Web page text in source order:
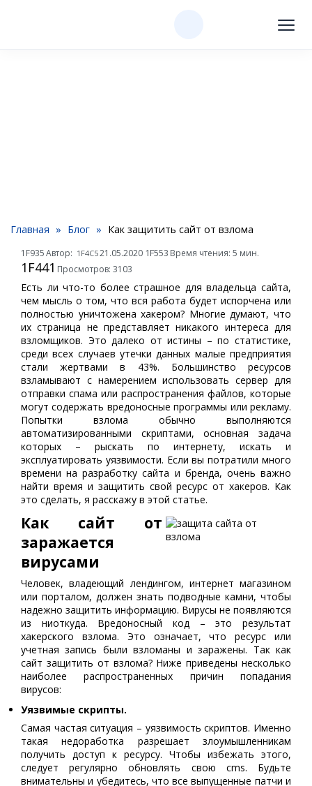
Главная » Блог » Как защитить сайт от взлома
Автор: 21.05.2020
Время чтения: 5 мин.
Просмотров: 3103
Есть ли что-то более страшное для владельца сайта,
чем мысль о том, что вся работа будет испорчена или
полностью уничтожена хакером? Многие думают, что
их страница не представляет никакого интереса для
взломщиков. Это далеко от истины – по статистике,
среди всех случаев утечки данных малые предприятия
стали жертвами в 43%. Большинство ресурсов
взламывают с намерением использовать сервер для
отправки спама или распространения файлов, которые
могут содержать вредоносные программы или рекламу.
Попытки взлома обычно выполняются
автоматизированными скриптами, основная задача
которых – рыскать по интернету, искать и
эксплуатировать уязвимости. Если вы потратили много
времени на разработку сайта и бренда, очень важно
найти время и защитить свой ресурс от хакеров. Как
это сделать, я расскажу в этой статье.
Как сайт от
заражается
вирусами
Человек, владеющий лендингом, интернет магазином
или порталом, должен знать подводные камни, чтобы
надежно защитить информацию. Вирусы не появляются
из ниоткуда. Вредоносный код – это результат
хакерского взлома. Это означает, что ресурс или
учетная запись были взломаны и заражены. Так как
сайт защитить от взлома? Ниже приведены несколько
наиболее распространенных причин попадания
вирусов:
Уязвимые скрипты.
Самая частая ситуация – уязвимость скриптов. Именно
такая недоработка разрешает злоумышленникам
получить доступ к ресурсу. Чтобы избежать этого,
следует регулярно обновлять свою cms. Будьте
внимательны и убедитесь, что все выпущенные патчи и